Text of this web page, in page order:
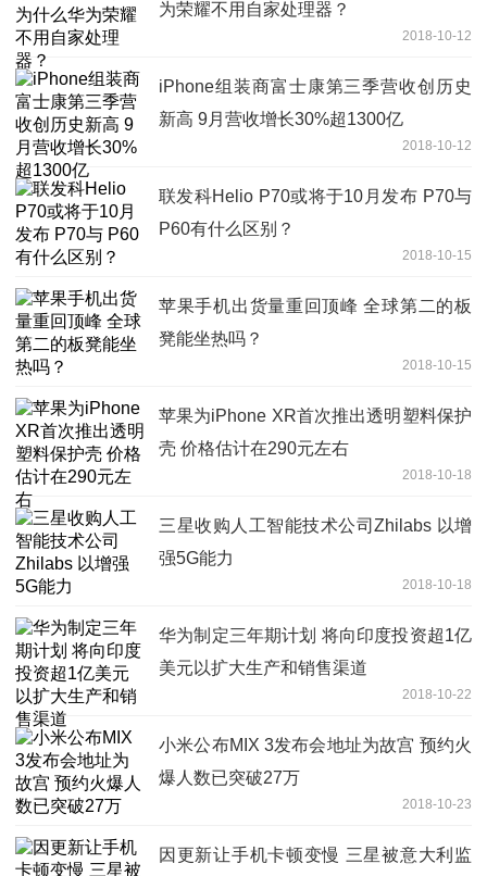
为荣耀不用自家处理器？
2018-10-12
iPhone组装商富士康第三季营收创历史
新高 9月营收增长30%超1300亿
2018-10-12
联发科Helio P70或将于10月发布 P70与
P60有什么区别？
2018-10-15
苹果手机出货量重回顶峰 全球第二的板
凳能坐热吗？
2018-10-15
苹果为iPhone XR首次推出透明塑料保护
壳 价格估计在290元左右
2018-10-18
三星收购人工智能技术公司Zhilabs 以增
强5G能力
2018-10-18
华为制定三年期计划 将向印度投资超1亿
美元以扩大生产和销售渠道
2018-10-22
小米公布MIX 3发布会地址为故宫 预约火
爆人数已突破27万
2018-10-23
因更新让手机卡顿变慢 三星被意大利监